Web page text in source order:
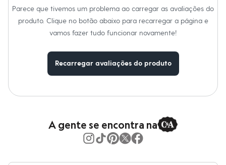
Novidades
Roupas
Bermudas
Camisetas e Regatas
Casacos e Jaquetas
Acessórios
Bolsas e Mochilas
Botas
Parece que tivemos um problema ao carregar as avaliações do
produto. Clique no botão abaixo para recarregar a página e
vamos fazer tudo funcionar novamente!
Recarregar avaliações do produto
A gente se encontra na